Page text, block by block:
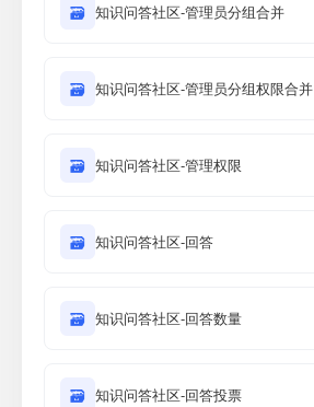
🗃 知识问答社区-管理员分组合并
🗃 知识问答社区-管理员分组权限合并
🗃 知识问答社区-管理权限
🗃 知识问答社区-回答
🗃 知识问答社区-回答数量
🗃 知识问答社区-回答投票